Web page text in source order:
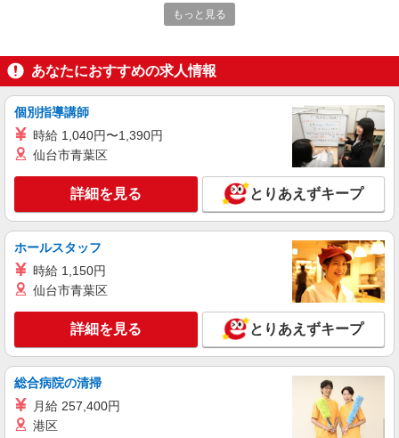
ライフ竹の塚店（店舗コード650）
時給1,435円以上
ライフ竹の塚店 東京都足立区西伊興4-1-22
詳細を見る
アルバイト
ライフ六町駅前店（店舗コード863）
レジ
時給1,235円以上
ライフ六町駅前店 東京都足立区六町4-3-1
キープ 詳細を見る
ライフ六町駅前店（店舗コード863）
品出し（商品陳列）
ライフ六町駅前店 東京都足立区六町4-3-1
もっと見る
あなたにおすすめの求人情報
個別指導講師
時給 1,040円〜1,390円
仙台市青葉区
詳細を見る とりあえずキープ
ホールスタッフ
時給 1,150円
仙台市青葉区
詳細を見る とりあえずキープ
総合病院の清掃
月給 257,400円
港区